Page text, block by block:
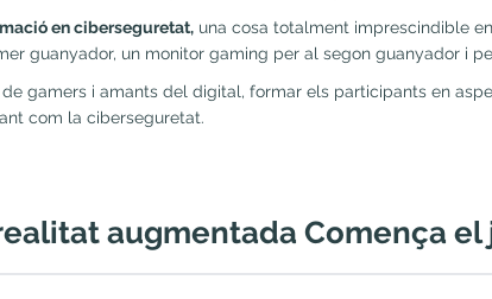
en ciberseguretat, una cosa totalment imprescindible
guanyador, un monitor gaming per al segon guanyador i
gamers i amants del digital, formar els participants en
com la ciberseguretat.
augmentada Comença el